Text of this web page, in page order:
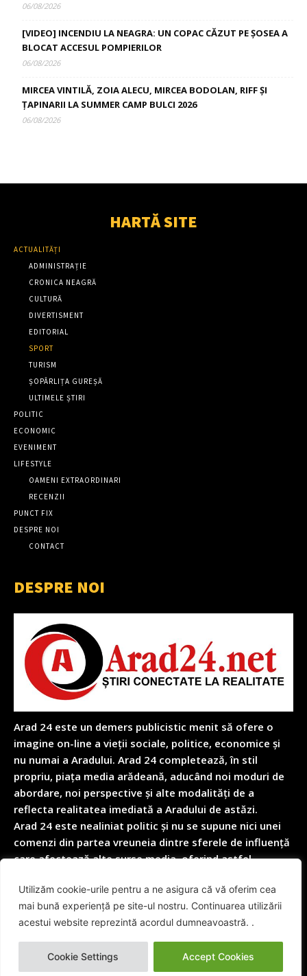
Utilizăm cookie-urile pentru a ne asigura că vă oferim cea
mai bună experiență pe site-ul nostru. Continuarea utilizării
acestui website reprezintă acordul dumneavoastră. .
Cookie Settings Accept Cookies
06/08/2026
[VIDEO] INCENDIU LA NEAGRA: UN COPAC CĂZUT PE ȘOSEA A
BLOCAT ACCESUL POMPIERILOR
06/08/2026
MIRCEA VINTILĂ, ZOIA ALECU, MIRCEA BODOLAN, RIFF ȘI
ȚAPINARII LA SUMMER CAMP BULCI 2026
06/08/2026
HARTĂ SITE
ACTUALITĂȚI
ADMINISTRAȚIE
CRONICA NEAGRĂ
CULTURĂ
DIVERTISMENT
EDITORIAL
SPORT
TURISM
ȘOPÂRLIȚA GUREȘĂ
ULTIMELE ȘTIRI
POLITIC
ECONOMIC
EVENIMENT
LIFESTYLE
OAMENI EXTRAORDINARI
RECENZII
PUNCT FIX
DESPRE NOI
CONTACT
DESPRE NOI
Arad 24 este un demers publicistic menit să ofere o
imagine on-line a vieții sociale, politice, economice și
nu numai a Aradului. Arad 24 completează, în stil
propriu, piața media arădeană, aducând noi moduri de
abordare, noi perspective și alte modalități de a
reflecta realitatea imediată a Aradului de astăzi.
Arad 24 este nealiniat politic și nu se supune nici unei
comenzi din partea vreuneia dintre sferele de influență
care afectează alte surse media, oferind astfel
a realității cotidiene.
© Arad24.net | Toate Drepturile Rezervate 2014 - 2026